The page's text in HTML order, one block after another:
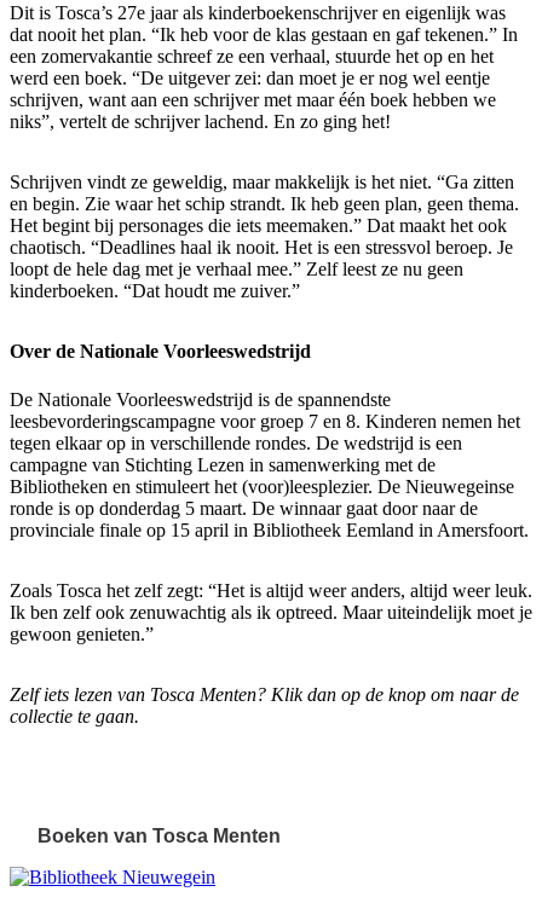
Dit is Tosca’s 27e jaar als kinderboekenschrijver en eigenlijk was
dat nooit het plan. “Ik heb voor de klas gestaan en gaf tekenen.” In
een zomervakantie schreef ze een verhaal, stuurde het op en het
werd een boek. “De uitgever zei: dan moet je er nog wel eentje
schrijven, want aan een schrijver met maar één boek hebben we
niks”, vertelt de schrijver lachend. En zo ging het!
Schrijven vindt ze geweldig, maar makkelijk is het niet. “Ga zitten
en begin. Zie waar het schip strandt. Ik heb geen plan, geen thema.
Het begint bij personages die iets meemaken.” Dat maakt het ook
chaotisch. “Deadlines haal ik nooit. Het is een stressvol beroep. Je
loopt de hele dag met je verhaal mee.” Zelf leest ze nu geen
kinderboeken. “Dat houdt me zuiver.”
Over de Nationale Voorleeswedstrijd
De Nationale Voorleeswedstrijd is de spannendste
leesbevorderingscampagne voor groep 7 en 8. Kinderen nemen het
tegen elkaar op in verschillende rondes. De wedstrijd is een
campagne van Stichting Lezen in samenwerking met de
Bibliotheken en stimuleert het (voor)leesplezier. De Nieuwegeinse
ronde is op donderdag 5 maart. De winnaar gaat door naar de
provinciale finale op 15 april in Bibliotheek Eemland in Amersfoort.
Zoals Tosca het zelf zegt: “Het is altijd weer anders, altijd weer leuk.
Ik ben zelf ook zenuwachtig als ik optreed. Maar uiteindelijk moet je
gewoon genieten.”
Zelf iets lezen van Tosca Menten? Klik dan op de knop om naar de
collectie te gaan.
Boeken van Tosca Menten